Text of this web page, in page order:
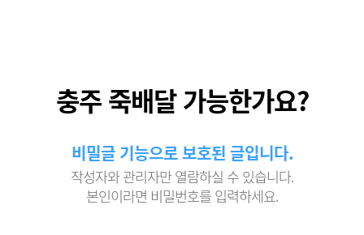
충주 죽배달 가능한가요?
비밀글 기능으로 보호된 글입니다.
작성자와 관리자만 열람하실 수 있습니다.
본인이라면 비밀번호를 입력하세요.